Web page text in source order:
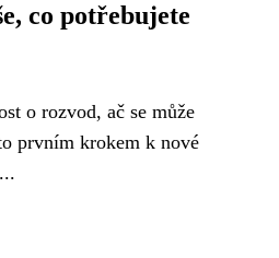
co potřebujete
o rozvod, ač se může
prvním krokem k nové